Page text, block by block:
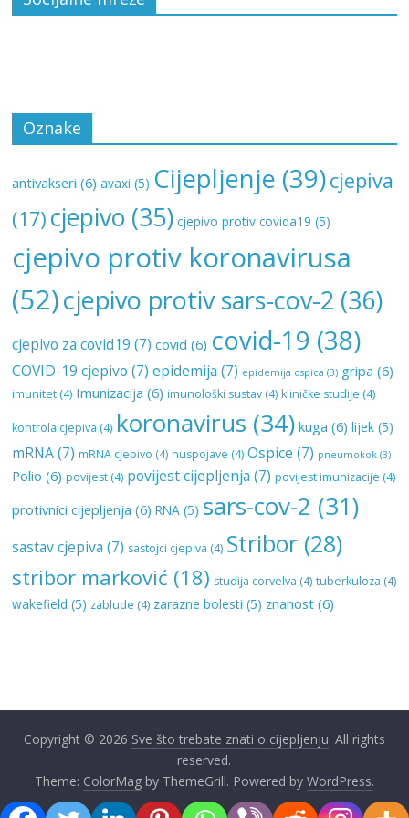
Oznake
antivakseri (6) avaxi (5) Cijepljenje (39)cjepiva
(17) cjepivo (35) cjepivo protiv covida19 (5)
cjepivo protiv koronavirusa
(52)cjepivo protiv sars-cov-2 (36)
cjepivo za covid19 (7) covid (6) covid-19 (38)
COVID-19 cjepivo (7) epidemija (7) epidemija ospica (3) gripa (6)
imunitet (4) Imunizacija (6) imunološki sustav (4) kliničke studije (4)
kontrola cjepiva (4) koronavirus (34) kuga (6) lijek (5)
mRNA(7) mRNA cjepivo (4) nuspojave (4) Ospice (7) pneumokok (3)
Polio (6) povijest (4) povijest cijepljenja (7) povijest imunizacije (4)
protivnici cijepljenja (6) RNA (5) sars-cov-2 (31)
sastav cjepiva (7) sastojci cjepiva (4) Stribor (28)
stribor marković (18) studija corvelva (4) tuberkuloza (4)
wakefield (5) zablude (4) zarazne bolesti (5) znanost (6)
Copyright © 2026 Sve što trebate znati o cijepljenju. All rights
reserved.
Theme: ColorMagby ThemeGrill. Powered by WordPress.